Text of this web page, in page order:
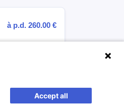
à p.d. 260.00 €
Accept all